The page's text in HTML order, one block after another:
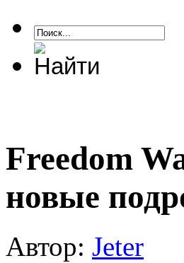
Freedom
новые
Автор: Jeter